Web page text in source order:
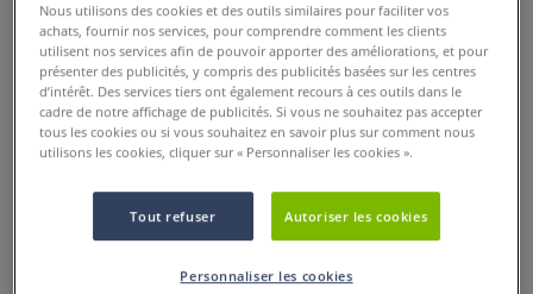
Pinceau Go Casaneo pointe plate
série 8898 Da Vinci
0 Commentaires
Pinceau Go Casaneo pointe plate série 8898 Da Vinci avec
fibres synthétiques ultra douces. Idéal pour urban
Nous utilisons des cookies et des outils similaires pour faciliter vos
achats, fournir nos services, pour comprendre comment les clients
utilisent nos services afin de pouvoir apporter des améliorations, et pour
présenter des publicités, y compris des publicités basées sur les centres
d’intérêt. Des services tiers ont également recours à ces outils dans le
cadre de notre affichage de publicités. Si vous ne souhaitez pas accepter
tous les cookies ou si vous souhaitez en savoir plus sur comment nous
utilisons les cookies, cliquer sur « Personnaliser les cookies ».
Tout refuser Autoriser les cookies
Personnaliser les cookies